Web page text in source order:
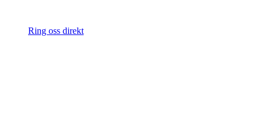
Ring oss direkt